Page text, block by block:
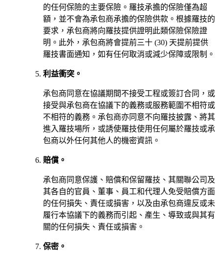
的任何保險的主要保險。羅技承擔的保險僅為超
額，並不會為承包商承擔的保險供款。根據羅技的
要求，承包商將向羅技提供證明此類保險保險證
明。此外，承包商將會提前三十 (30) 天提前提供
羅技書面通知，如有任何取消或減少保障或限制。
利益衝突。
承包商同意在協議期間不接受工程或簽訂合同，或
接受與承包商在協議下的義務或服務範圍不相符或
不相符的義務。承包商亦同意不向羅技披露、將其
進入羅技場所，或誘使羅技使用任何屬於羅技或承
包商以外任何其他人的機密資訊。
賠償。
承包商同意保護、賠償和保留羅技、其關聯公司及
其各自的官員、董事、員工和代理人免受賠償方面
的任何損失、責任或損害，以及由承包商違反或未
履行本協議下的義務而引起、產生、導致或與其有
關的任何損失、責任或損害。
保密。